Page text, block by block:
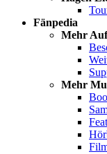
Fänpedia
Mehr
Mehr